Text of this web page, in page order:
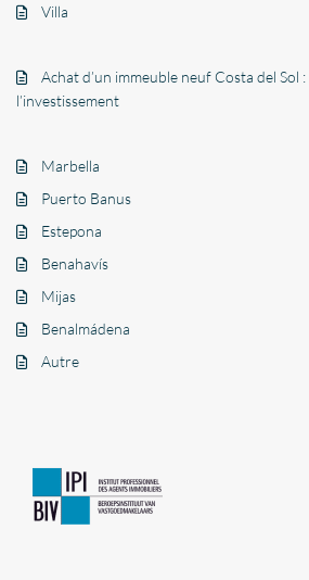
Villa
Achat d’un immeuble neuf Costa del Sol
l’investissement
Marbella
Puerto Banus
Estepona
Benahavís
Mijas
Benalmádena
Autre